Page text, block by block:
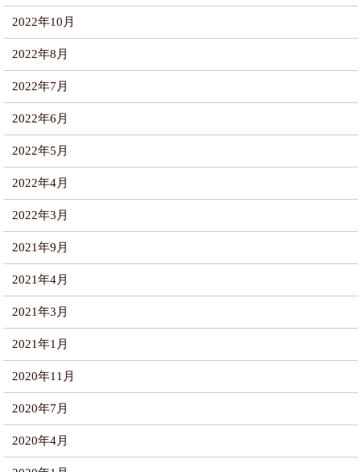
2022年10月
2022年8月
2022年7月
2022年6月
2022年5月
2022年4月
2022年3月
2021年9月
2021年4月
2021年3月
2021年1月
2020年11月
2020年7月
2020年4月